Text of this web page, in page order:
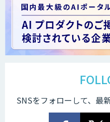
データ分
STORM
SNSをフォローして、最